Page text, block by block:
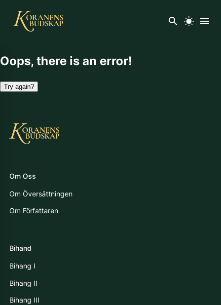
Oops, there is an error!
Try again?
Om Oss
Om Översättningen
Om Författaren
Bihand
Bihang I
Bihang II
Bihang III